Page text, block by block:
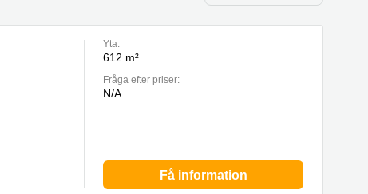
Yta:
612 m²
Fråga efter priser:
N/A
Få information